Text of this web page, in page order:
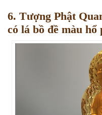
6. Tượng Phật
có lá bồ đề màu hổ